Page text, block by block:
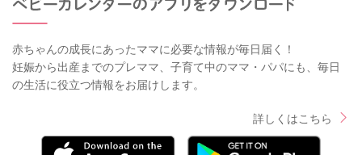
赤ちゃんの成長にあったママに必要な情報が毎日届く！
妊娠から出産までのプレママ、子育て中のママ・パパにも、毎日
の生活に役立つ情報をお届けします。
詳しくはこちら